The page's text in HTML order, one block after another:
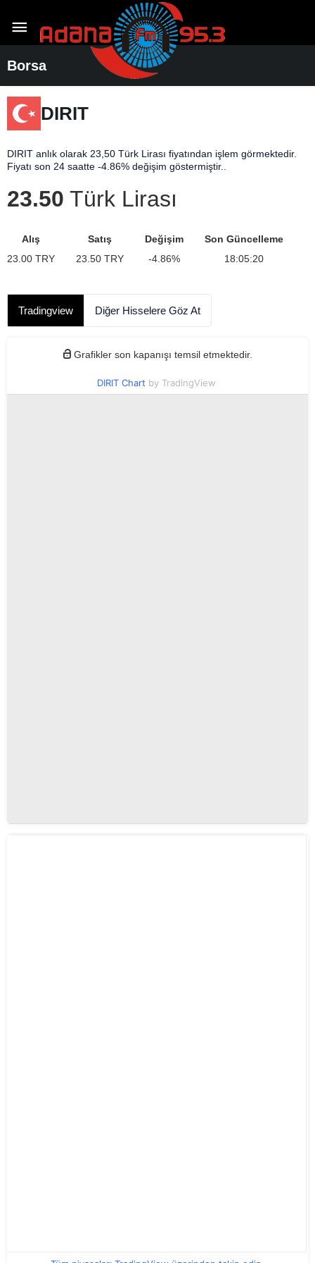
Borsa
DIRIT
DIRIT anlık olarak 23,50 Türk Lirası fiyatından işlem görmektedir.
Fiyatı son 24 saatte -4.86% değişim göstermiştir..
23.50 Türk Lirası
Alış
23.00 TRY
Satış
23.50 TRY
Değişim
-4.86%
Son Güncelleme
18:05:20
Tradingview Diğer Hisselere Göz At
Grafikler son kapanışı temsil etmektedir.
DIRIT Chart by TradingView